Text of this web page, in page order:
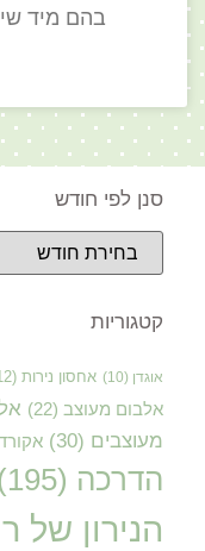
בהם מיד
סנן לפי חודש
קטגוריות
אוגדן (10) אחסון נירות (12)
אלבום מעוצב (22)
מעוצבים (30)
הדרכה (195)
הנירון של